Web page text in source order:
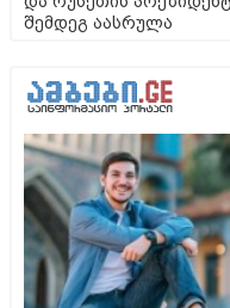
შემდეგ აასრულა